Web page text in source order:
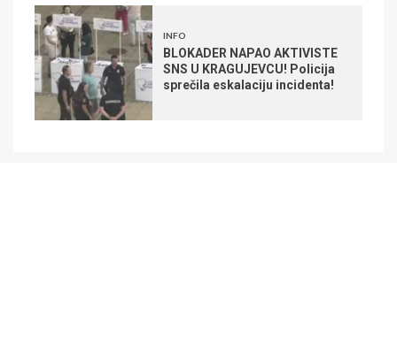
INFO
BLOKADER NAPAO AKTIVISTE
SNS U KRAGUJEVCU! Policija
sprečila eskalaciju incidenta!